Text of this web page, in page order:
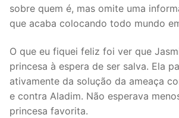
sobre quem é, mas omite uma
que acaba colocando todo mundo
O que eu fiquei feliz foi ver que
princesa à espera de ser salva. Ela
ativamente da solução da ameaça
e contra Aladim. Não esperava
princesa favorita.